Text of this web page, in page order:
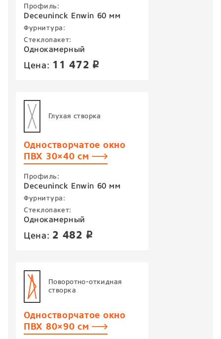
Профиль:
Deceuninck Enwin 60 мм
Фурнитура:
Стеклопакет:
Однокамерный
Цена: 11 472 p
Глухая створка
Одностворчатое окно
ПВХ 30×40 см
Профиль:
Deceuninck Enwin 60 мм
Фурнитура:
Стеклопакет:
Однокамерный
Цена: 2 482 p
Поворотно-откидная
створка
Одностворчатое окно
ПВХ 80×90 см